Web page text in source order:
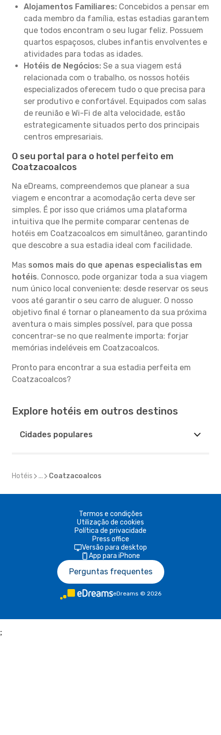
Alojamentos Familiares: Concebidos a pensar em
cada membro da família, estas estadias garantem
que todos encontram o seu lugar feliz. Possuem
quartos espaçosos, clubes infantis envolventes e
atividades para todas as idades.
Hotéis de Negócios: Se a sua viagem está
relacionada com o trabalho, os nossos hotéis
especializados oferecem tudo o que precisa para
ser produtivo e confortável. Equipados com salas
de reunião e Wi-Fi de alta velocidade, estão
estrategicamente situados perto dos principais
centros empresariais.
O seu portal para o hotel perfeito em
Coatzacoalcos
Na eDreams, compreendemos que planear a sua
viagem e encontrar a acomodação certa deve ser
simples. É por isso que criámos uma plataforma
intuitiva que lhe permite comparar centenas de
hotéis em Coatzacoalcos em simultâneo, garantindo
que descobre a sua estadia ideal com facilidade.
Mas somos mais do que apenas especialistas em
hotéis. Connosco, pode organizar toda a sua viagem
num único local conveniente: desde reservar os seus
voos até garantir o seu carro de aluguer. O nosso
objetivo final é tornar o planeamento da sua próxima
aventura o mais simples possível, para que possa
concentrar-se no que realmente importa: forjar
memórias indeléveis em Coatzacoalcos.
Pronto para encontrar a sua estadia perfeita em
Coatzacoalcos?
Explore hotéis em outros destinos
Cidades populares
Hotéis ... Coatzacoalcos
Termos e condições
Utilização de cookies
Política de privacidade
Press office
Versão para desktop
App para iPhone
Perguntas frequentes
eDreams © 2026
;